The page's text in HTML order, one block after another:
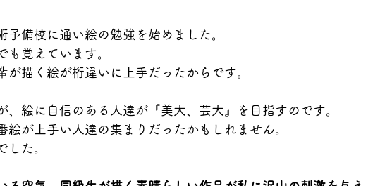
予備校に通い絵の勉強を始めました。
も覚えています。
が描く絵が桁違いに上手だったからです。
、絵に自信のある人達が『美大、芸大』を目指すのです。
絵が上手い人達の集まりだったかもしれません。
した。